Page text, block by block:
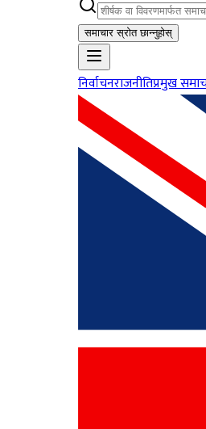
समाचार स्रोत छान्नुहोस्
निर्वाचनराजनीतिप्रमुख